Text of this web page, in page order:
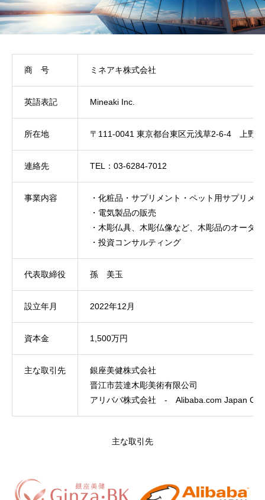
商 号 ミネアキ株式会社
英語表記 Mineaki Inc.
所在地 〒111-0041 東京都台東区元浅草2-6-4 上野
連絡先 TEL：03-6284-7012
事業内容
・化粧品・サプリメント・ペット用サプリメ
・電気製品の販売
・木彫仏具、木彫仏像など、木彫品のオーダ
・投資コンサルティング
代表取締役 孫 美玉
設立年月 2022年12月
資本金 1,500万円
主な取引先
銀座美健株式会社
晋江市芸達木彫美術有限公司
アリババ株式会社 - Alibaba.com Japan
主な取引先